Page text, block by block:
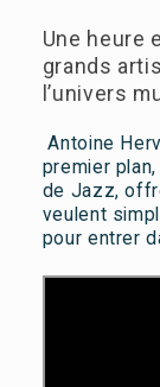
Une heure
grands
l’univers
Antoine
premier
de Jazz,
veulent
pour entrer